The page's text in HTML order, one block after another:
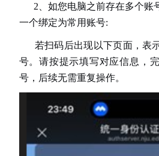
2、如您电脑之前存在多个账
一个绑定为常用账号:
若扫码后出现以下页面，表
号。请按提示填写对应信息，
号，后续无需重复操作。